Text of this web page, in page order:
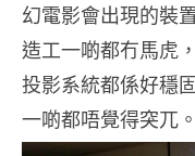
幻電影會出現的裝
造工一啲都冇馬虎
投影系統都係好穩
一啲都唔覺得突兀。